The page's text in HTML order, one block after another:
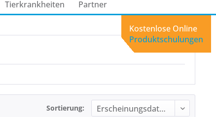
Tierkrankheiten Partner
Sortierung:
Kostenlose Online
Produktschulungen